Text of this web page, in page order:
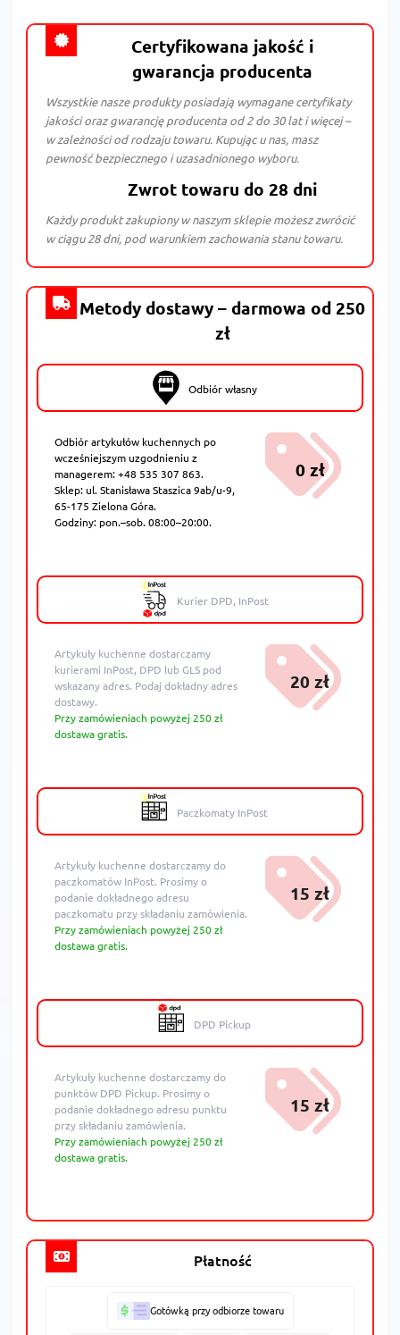
Certyfikowana jakość i
gwarancja producenta
Wszystkie nasze produkty posiadają wymagane certyfikaty
jakości oraz gwarancję producenta od 2 do 30 lat i więcej –
w zależności od rodzaju towaru. Kupując u nas, masz
pewność bezpiecznego i uzasadnionego wyboru.
Zwrot towaru do 28 dni
Każdy produkt zakupiony w naszym sklepie możesz zwrócić
w ciągu 28 dni, pod warunkiem zachowania stanu towaru.
Metody dostawy – darmowa od 250
zł
Odbiór własny
Odbiór artykułów kuchennych po
wcześniejszym uzgodnieniu z
managerem: +48 535 307 863.
Sklep: ul. Stanisława Staszica 9ab/u-9,
65-175 Zielona Góra.
Godziny: pon.–sob. 08:00–20:00.
0 zł
Kurier DPD, InPost
Artykuły kuchenne dostarczamy
kurierami InPost, DPD lub GLS pod
wskazany adres. Podaj dokładny adres
dostawy.
Przy zamówieniach powyżej 250 zł
dostawa gratis.
20 zł
Paczkomaty InPost
Artykuły kuchenne dostarczamy do
paczkomatów InPost. Prosimy o
podanie dokładnego adresu
paczkomatu przy składaniu zamówienia.
Przy zamówieniach powyżej 250 zł
dostawa gratis.
15 zł
DPD Pickup
Artykuły kuchenne dostarczamy do
punktów DPD Pickup. Prosimy o
podanie dokładnego adresu punktu
przy składaniu zamówienia.
Przy zamówieniach powyżej 250 zł
dostawa gratis.
15 zł
Płatność
Gotówką przy odbiorze towaru